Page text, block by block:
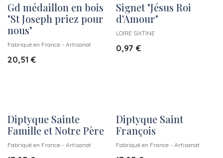
Gd médaillon en bois
"St Joseph priez pour
nous"
Fabriqué en France - Artisanat
20,51 €
Signet "Jésus Roi
d'Amour"
LOIRE SIXTINE
0,97 €
Diptyque Sainte
Famille et Notre Père
Fabriqué en France - Artisanat
Diptyque Saint
François
Fabriqué en France - Artisanat